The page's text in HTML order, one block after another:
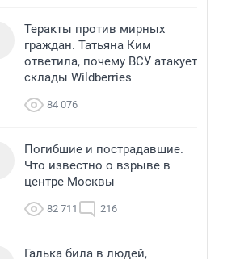
Теракты против мирных
граждан. Татьяна Ким
ответила, почему ВСУ атакует
склады Wildberries
84 076
Погибшие и пострадавшие.
Что известно о взрыве в
центре Москвы
82 711 216
Галька била в людей,